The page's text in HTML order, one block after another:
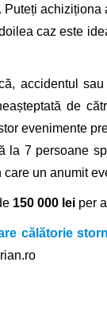
caz este
accidentul
de
evenimente
la 7 persoane
un anumit
150 000 lei per
călătorie